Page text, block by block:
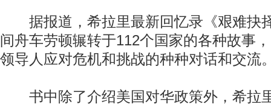
据报道，希拉里最新回忆录《艰难抉
间舟车劳顿辗转于112个国家的各种故事
领导人应对危机和挑战的种种对话和交流
书中除了介绍美国对华政策外，希拉